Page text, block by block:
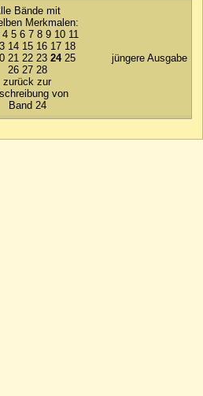
Bände mit
Merkmalen:
4 5 6 7 8 9 10 11
14 15 16 17 18
21 22 23 24 25
26 27 28
zurück zur
von
Band 24
jüngere Ausgabe